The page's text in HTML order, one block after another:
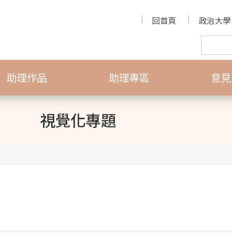
回首頁
政治大學
助理作品 助理專區 意
視覺化專題